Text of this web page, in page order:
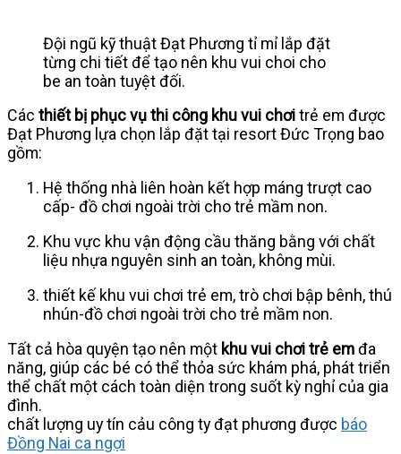
Đội ngũ kỹ thuật Đạt Phương tỉ mỉ lắp đặt
từng chi tiết để tạo nên khu vui choi cho
be an toàn tuyệt đối.
Các thiết bị phục vụ thi công khu vui chơitrẻ em được
Đạt Phương lựa chọn lắp đặt tại resort Đức Trọng bao
gồm:
Hệ thống nhà liên hoàn kết hợp máng trượt cao
cấp- đồ chơi ngoài trời cho trẻ mầm non.
Khu vực khu vận động cầu thăng bằng với chất
liệu nhựa nguyên sinh an toàn, không mùi.
thiết kế khu vui chơi trẻ em, trò chơi bập bênh, thú
nhún-đồ chơi ngoài trời cho trẻ mầm non.
Tất cả hòa quyện tạo nên một khu vui chơi trẻ emđa
năng, giúp các bé có thể thỏa sức khám phá, phát triển
thể chất một cách toàn diện trong suốt kỳ nghỉ của gia
đình.
chất lượng uy tín cảu công ty đạt phương được báo
Đồng Nai ca ngợi